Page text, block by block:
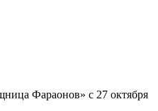
Фараонов» c 27 октября